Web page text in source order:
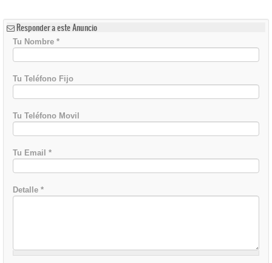
Responder a este Anuncio
Tu Nombre *
Tu Teléfono Fijo
Tu Teléfono Movil
Tu Email *
Detalle *